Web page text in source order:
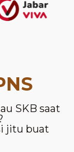
SKB saat
jitu buat